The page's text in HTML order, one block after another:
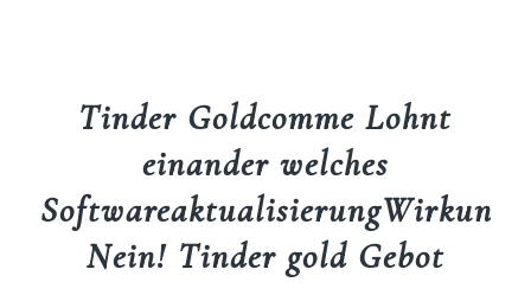
Tinder Goldcomme Lohnt
einander welches
Nein! Tinder gold Gebot